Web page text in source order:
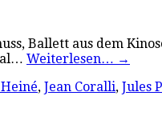
Ballett aus dem
Weiterlesen… →
, Jean Coralli, Jules